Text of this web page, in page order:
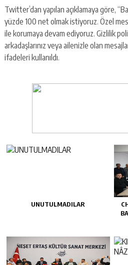
Twitter’dan yapılan açıklamaya göre,
yüzde 100 net olmak istiyoruz. Özel
ile korumaya devam ediyoruz. Gizlilik
arkadaşlarınız veya ailenizle olan
ifadeleri kullanıldı.
UNUTULMADILAR